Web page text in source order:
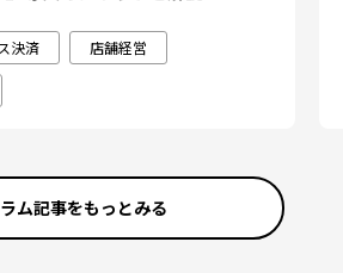
決済 店舗経営
ム記事をもっとみる